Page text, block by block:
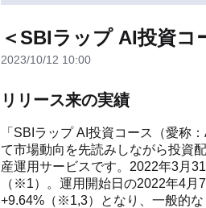
＜SBIラップ AI投資コ
2023/10/12 10:00
リリース来の実績
「SBIラップ AI投資コース（愛称
て市場動向を先読みしながら投資
産運用サービスです。2022年3月
（※1）。運用開始日の2022年4月
+9.64%（※1,3）となり、一般的